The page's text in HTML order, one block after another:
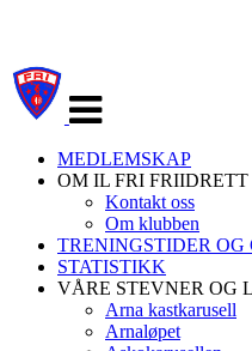
navigasjon
MEDLEMSKAP
OM IL FRI FRIIDRETT
Kontakt oss
Om klubben
TRENINGSTIDER OG
STATISTIKK
VÅRE STEVNER OG
Arna kastkarusell
Arnaløpet